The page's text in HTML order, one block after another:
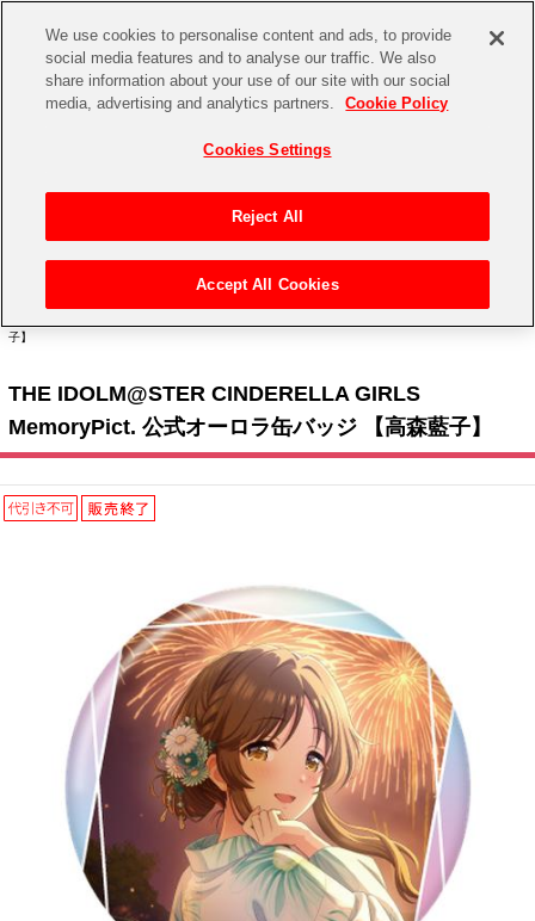
CHANNEL STORE EVENT
ゲーム 電子書籍
CD / Blu-ray
EVENT
プレミアム会員とは
アイドルマスターシリーズ
アイドルマスター
アイドルマスター SideM
学園アイドルマスター
テイルズ オブ シリーズ
太鼓の達人
ACE COMBAT
パックマン
イベントグッズ
トイ・ホビー
アイドルマスター シリーズ>アイドルマスター シンデレラガール
子】
THE IDOLM@STER CINDERELLA GIRLS
MemoryPict. 公式オーロラ缶バッジ 【高森藍子】
We use cookies to personalise content and ads, to provide
social media features and to analyse our traffic. We also
share information about your use of our site with our social
media, advertising and analytics partners.
Cookie Policy
Cookies Settings
Reject All
Accept All Cookies